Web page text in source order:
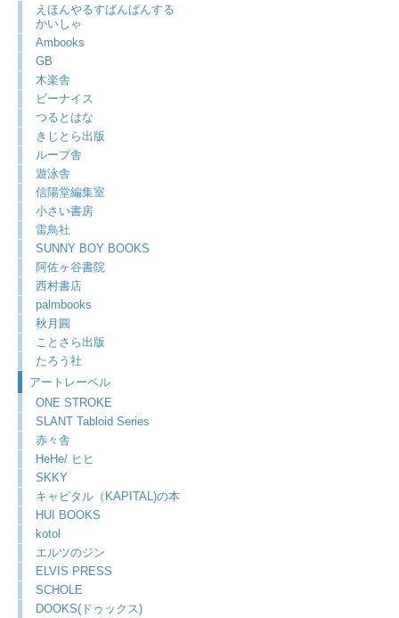
えほんやるすばんばんする
かいしゃ
Ambooks
GB
木楽舎
ビーナイス
つるとはな
きじとら出版
ループ舎
遊泳舎
信陽堂編集室
小さい書房
雷鳥社
SUNNY BOY BOOKS
阿佐ヶ谷書院
西村書店
palmbooks
秋月圓
ことさら出版
たろう社
アートレーベル
ONE STROKE
SLANT Tabloid Series
赤々舎
HeHe/ ヒヒ
SKKY
キャピタル（KAPITAL)の本
HUI BOOKS
kotol
エルツのジン
ELVIS PRESS
SCHOLE
DOOKS(ドゥックス)